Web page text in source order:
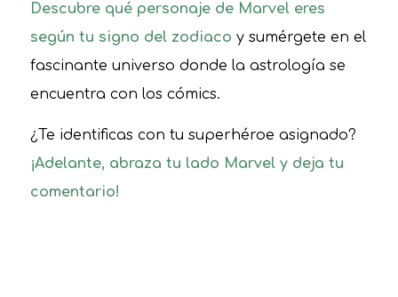
Descubre qué personaje de Marvel eres
según tu signo del zodiaco y sumérgete en el
fascinante universo donde la astrología se
encuentra con los cómics.
¿Te identificas con tu superhéroe asignado?
¡Adelante, abraza tu lado Marvel y deja tu
comentario!